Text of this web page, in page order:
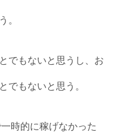
。
でもないと思うし、お
もないと思う。
時的に稼げなかった